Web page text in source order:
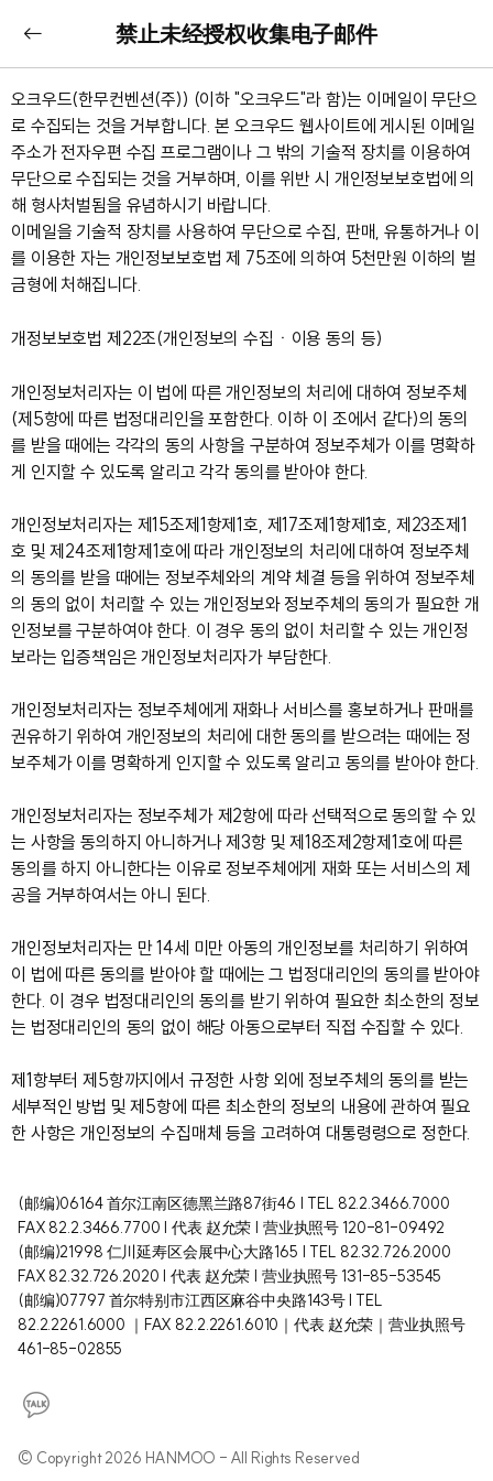
禁止未经授权收集电子邮件
오크우드(한무컨벤션(주)) (이하 "오크우드"라 함)는 이메일이 무단으
로 수집되는 것을 거부합니다. 본 오크우드 웹사이트에 게시된 이메일
주소가 전자우편 수집 프로그램이나 그 밖의 기술적 장치를 이용하여
무단으로 수집되는 것을 거부하며, 이를 위반 시 개인정보보호법에 의
해 형사처벌됨을 유념하시기 바랍니다.
이메일을 기술적 장치를 사용하여 무단으로 수집, 판매, 유통하거나 이
를 이용한 자는 개인정보보호법 제 75조에 의하여 5천만원 이하의 벌
금형에 처해집니다.
개정보보호법 제22조(개인정보의 수집ㆍ이용 동의 등)
개인정보처리자는 이 법에 따른 개인정보의 처리에 대하여 정보주체
(제5항에 따른 법정대리인을 포함한다. 이하 이 조에서 같다)의 동의
를 받을 때에는 각각의 동의 사항을 구분하여 정보주체가 이를 명확하
게 인지할 수 있도록 알리고 각각 동의를 받아야 한다.
개인정보처리자는 제15조제1항제1호, 제17조제1항제1호, 제23조제1
호 및 제24조제1항제1호에 따라 개인정보의 처리에 대하여 정보주체
의 동의를 받을 때에는 정보주체와의 계약 체결 등을 위하여 정보주체
의 동의 없이 처리할 수 있는 개인정보와 정보주체의 동의가 필요한 개
인정보를 구분하여야 한다. 이 경우 동의 없이 처리할 수 있는 개인정
보라는 입증책임은 개인정보처리자가 부담한다.
개인정보처리자는 정보주체에게 재화나 서비스를 홍보하거나 판매를
권유하기 위하여 개인정보의 처리에 대한 동의를 받으려는 때에는 정
보주체가 이를 명확하게 인지할 수 있도록 알리고 동의를 받아야 한다.
개인정보처리자는 정보주체가 제2항에 따라 선택적으로 동의할 수 있
는 사항을 동의하지 아니하거나 제3항 및 제18조제2항제1호에 따른
동의를 하지 아니한다는 이유로 정보주체에게 재화 또는 서비스의 제
공을 거부하여서는 아니 된다.
개인정보처리자는 만 14세 미만 아동의 개인정보를 처리하기 위하여
이 법에 따른 동의를 받아야 할 때에는 그 법정대리인의 동의를 받아야
한다. 이 경우 법정대리인의 동의를 받기 위하여 필요한 최소한의 정보
는 법정대리인의 동의 없이 해당 아동으로부터 직접 수집할 수 있다.
제1항부터 제5항까지에서 규정한 사항 외에 정보주체의 동의를 받는
세부적인 방법 및 제5항에 따른 최소한의 정보의 내용에 관하여 필요
한 사항은 개인정보의 수집매체 등을 고려하여 대통령령으로 정한다.
(邮编)06164 首尔江南区德黑兰路87街46 | TEL 82.2.3466.7000
FAX 82.2.3466.7700 | 代表 赵允荣 | 营业执照号 120-81-09492
(邮编)21998 仁川延寿区会展中心大路165 | TEL 82.32.726.2000
FAX 82.32.726.2020 | 代表 赵允荣 | 营业执照号 131-85-53545
(邮编)07797 首尔特别市江西区麻谷中央路143号 l TEL
82.2.2261.6000 ｜FAX 82.2.2261.6010｜代表 赵允荣｜营业执照号
461-85-02855
© Copyright 2026 HANMOO - All Rights Reserved